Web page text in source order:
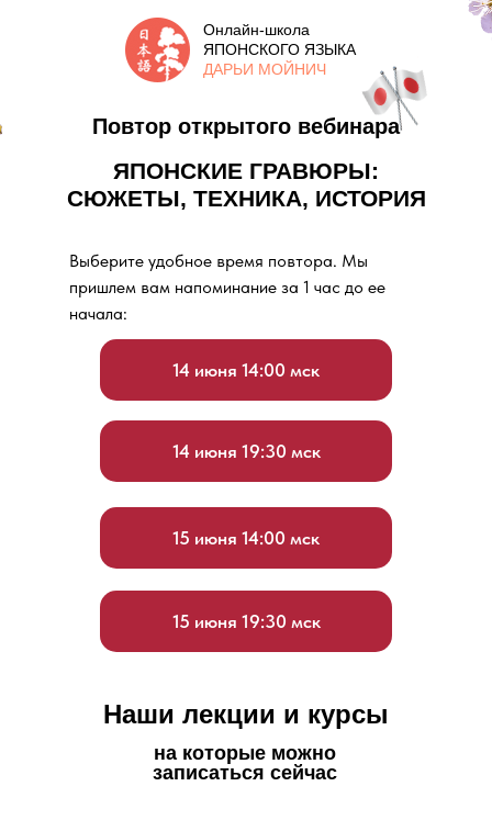
Онлайн-школа
ЯПОНСКОГО ЯЗЫКА
ДАРЬИ МОЙНИЧ
Повтор открытого вебинара
ЯПОНСКИЕ ГРАВЮРЫ:
СЮЖЕТЫ, ТЕХНИКА, ИСТОРИЯ
14 июня 14:00 мск
Выберите удобное время повтора. Мы
пришлем вам напоминание за 1 час до ее
начала:
15 июня 19:30 мск
14 июня 19:30 мск
15 июня 14:00 мск
Наши лекции и курсы
на которые можно
записаться сейчас